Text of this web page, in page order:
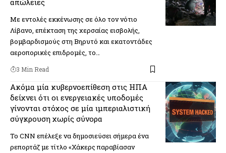
απώλειες
Με εντολές εκκένωσης σε όλο τον νότιο
Λίβανο, επέκταση της χερσαίας εισβολής,
βομβαρδισμούς στη Βηρυτό και εκατοντάδες
αεροπορικές επιδρομές, το…
3 Min Read
Ακόμα μία κυβερνοεπίθεση στις ΗΠΑ
δείχνει ότι οι ενεργειακές υποδομές
γίνονται στόχος σε μία ιμπεριαλιστική
σύγκρουση χωρίς σύνορα
Το CNN επέλεξε να δημοσιεύσει σήμερα ένα
ρεπορτάζ με τίτλο «Χάκερς παραβίασαν